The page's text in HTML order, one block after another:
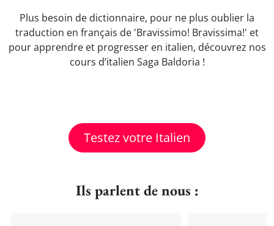
Plus besoin de dictionnaire, pour ne plus oublier la
traduction en français de 'Bravissimo! Bravissima!' et
pour apprendre et progresser en italien, découvrez nos
cours d’italien Saga Baldoria !
Testez votre Italien
Ils parlent de nous :